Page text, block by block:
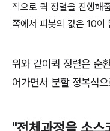
적으로 퀵 정렬을 진행해
쪽에서 피봇의 값은 10이
위와 같이퀵 정렬은 순
어가면서 분할 정복식